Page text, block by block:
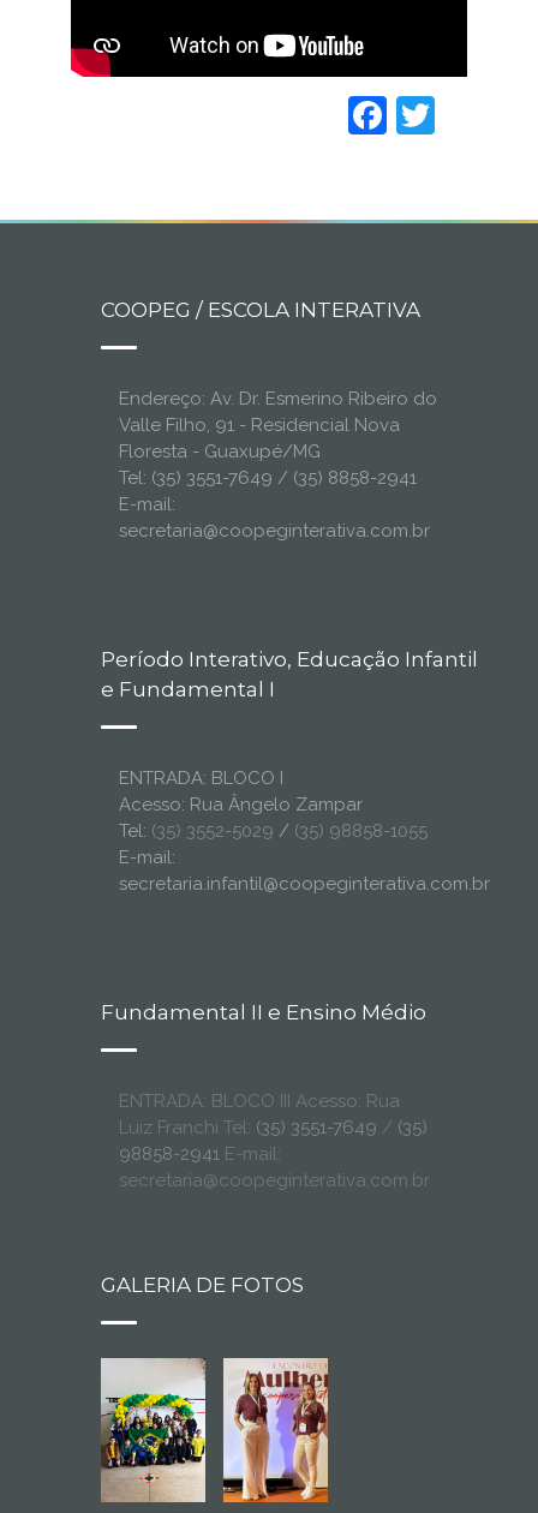
COOPEG / ESCOLA INTERATIVA
Endereço: Av. Dr. Esmerino Ribeiro do
Valle Filho, 91 - Residencial Nova
Floresta - Guaxupé/MG
Tel: (35) 3551-7649 / (35) 8858-2941
E-mail:
secretaria@coopeginterativa.com.br
Período Interativo, Educação Infantil
e Fundamental I
ENTRADA: BLOCO I
Acesso: Rua Ângelo Zampar
Tel: (35) 3552-5029 / (35) 98858-1055
E-mail:
secretaria.infantil@coopeginterativa.com.br
Fundamental II e Ensino Médio
ENTRADA: BLOCO III Acesso: Rua
Luiz Franchi Tel: (35) 3551-7649 / (35)
98858-2941 E-mail:
secretaria@coopeginterativa.com.br
GALERIA DE FOTOS